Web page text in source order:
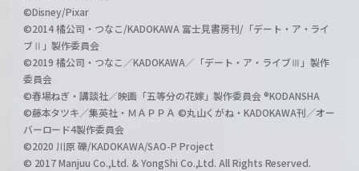
©Disney/Pixar
©2014 橘公司・つなこ/KADOKAWA 富士見書房刊/「デート・ア・ライ
ブⅡ」製作委員会
©2019 橘公司・つなこ／KADOKAWA／「デート・ア・ライブⅢ」製作
委員会
©春場ねぎ・講談社／映画「五等分の花嫁」製作委員会 ®KODANSHA
©藤本タツキ／集英社・ＭＡＰＰＡ ©丸山くがね・KADOKAWA刊／オー
バーロード4製作委員会
©2020 川原 礫/KADOKAWA/SAO-P Project
© 2017 Manjuu Co.,Ltd. & YongShi Co.,Ltd. All Rights Reserved.